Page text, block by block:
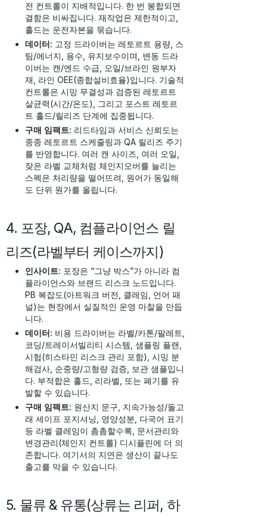
전 컨트롤이 지배적입니다. 한 번 봉합되면
결함은 비싸집니다. 재작업은 제한적이고,
홀드는 운전자본을 묶습니다.
데이터: 고정 드라이버는 레토르트 용량, 스
팀/에너지, 용수, 유지보수이며, 변동 드라
이버는 캔/엔드 수급, 오일/브라인 원부자
재, 라인 OEE(종합설비효율)입니다. 기술적
컨트롤은 시밍 무결성과 검증된 레토르트
살균력(시간/온도), 그리고 포스트 레토르
트 홀드/릴리즈 단계에 집중됩니다.
구매 임팩트: 리드타임과 서비스 신뢰도는
종종 레토르트 스케줄링과 QA 릴리즈 주기
를 반영합니다. 여러 캔 사이즈, 여러 오일,
잦은 라벨 교체처럼 체인지오버를 늘리는
스펙은 처리량을 떨어뜨려, 원어가 동일해
도 단위 원가를 올립니다.
4. 포장, QA, 컴플라이언스 릴
리즈(라벨부터 케이스까지)
인사이트: 포장은 “그냥 박스”가 아니라 컴
플라이언스와 브랜드 리스크 노드입니다.
PB 복잡도(아트워크 버전, 클레임, 언어 패
널)는 현장에서 실질적인 운영 마찰을 만듭
니다.
데이터: 비용 드라이버는 라벨/카톤/팔레트,
코딩/트레이서빌리티 시스템, 샘플링 플랜,
시험(히스타민 리스크 관리 포함), 시밍 분
해검사, 순중량/고형량 검증, 보관 샘플입니
다. 부적합은 홀드, 리라벨, 또는 폐기를 유
발할 수 있습니다.
구매 임팩트: 원산지 문구, 지속가능성/돌고
래 세이프 포지셔닝, 영양성분, 다국어 표기
등 라벨 클레임이 촘촘할수록, 문서관리와
변경관리(체인지 컨트롤) 디시플린에 더 의
존합니다. 여기서의 지연은 생산이 끝나도
출고를 막을 수 있습니다.
5. 물류 & 유통(상류는 리퍼, 하